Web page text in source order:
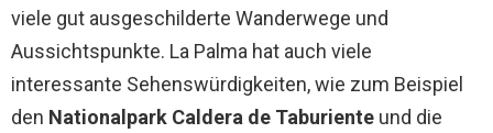
viele gut ausgeschilderte Wanderwege und
Aussichtspunkte. La Palma hat auch viele
interessante Sehenswürdigkeiten, wie zum Beispiel
den Nationalpark Caldera de Taburiente und die